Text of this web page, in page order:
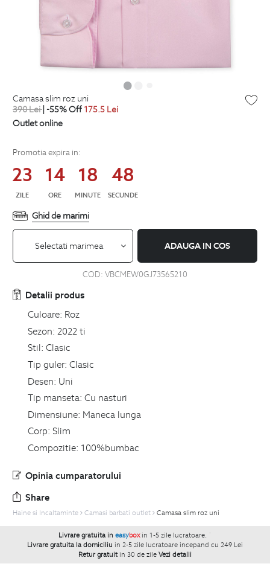
camasa slim roz uni
390Lei| -55% Off 175.5 Lei
Outlet online
Promotia expira in:
23
ZILE
14
ORE
18
MINUTE
47
SECUNDE
Ghid de marimi
Selectati marimea ADAUGA IN COS
COD: VBCMEW0GJ73565210
Detalii produs
Culoare: Roz
Sezon: 2022 ti
Stil: Clasic
Tip guler: Clasic
Desen: Uni
Tip manseta: Cu nasturi
Dimensiune: Maneca lunga
Corp: Slim
Compozitie: 100%bumbac
Opinia cumparatorului
Share
Haine si Incaltaminte Camasi barbati outlet Camasa slim roz uni
Livrare gratuita in easybox in 1-5 zile lucratoare. `
Livrare gratuita la domiciliu in 2-5 zile lucratoare incepand cu 249 Lei
Retur gratuit in 30 de zile Vezi detalii